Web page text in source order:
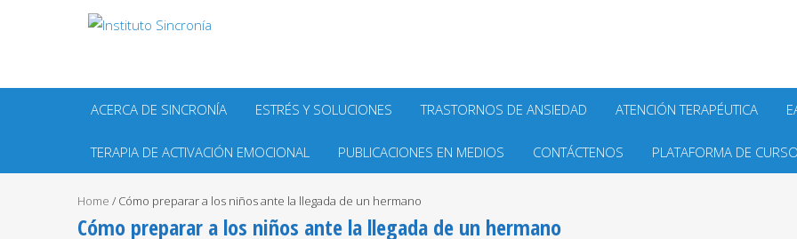
ACERCA DE SINCRONÍA ESTRÉS Y SOLUCIONES TRASTORNOS DE ANSIEDAD ATENCIÓN TERAPÉUTICA
TERAPIA DE ACTIVACIÓN EMOCIONAL PUBLICACIONES EN MEDIOS CONTÁCTENOS PLATAFORMA DE
Home / Cómo preparar a los niños ante la llegada de un hermano
Cómo preparar a los niños ante la llegada de un hermano